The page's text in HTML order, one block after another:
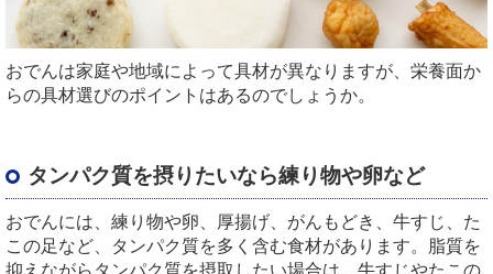
おでんは家庭や地域によって具材が異なりますが、栄養面か
らの具材選びのポイントはあるのでしょうか。
タンパク質を摂りたいなら練り物や卵など
おでんには、練り物や卵、厚揚げ、がんもどき、牛すじ、た
この足など、タンパク質を多く含む食材があります。脂質を
抑えながらタンパク質を摂取したい場合は、牛すじやたこの